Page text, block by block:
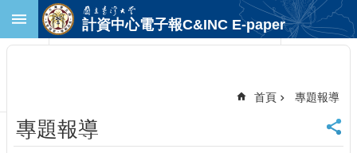
跳到主要內容區塊
首
頁
計資中心電子報C&INC E-paper
首頁 專題報導
專題報導